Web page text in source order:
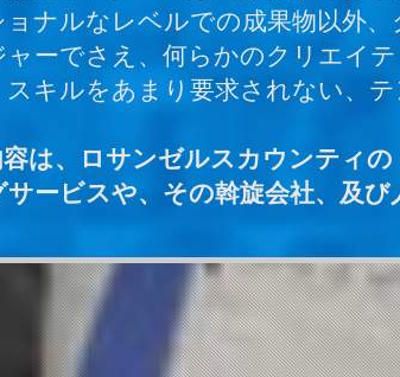
ナルなレベルでの成果物以外
ーでさえ、何らかのクリエイ
キルをあまり要求されない、
は、ロサンゼルスカウンティ
ービスや、その斡旋会社、及